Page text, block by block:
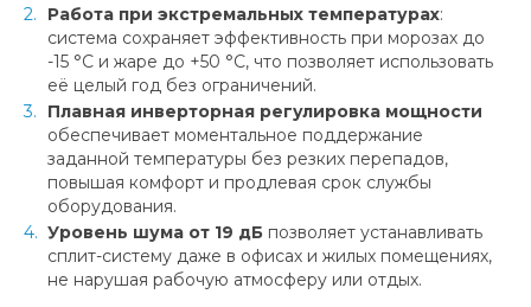
Работа при экстремальных температурах:
система сохраняет эффективность при морозах до
-15 °C и жаре до +50 °C, что позволяет использовать
её целый год без ограничений.
Плавная инверторная регулировка мощности
обеспечивает моментальное поддержание
заданной температуры без резких перепадов,
повышая комфорт и продлевая срок службы
оборудования.
Уровень шума от 19 дБ позволяет устанавливать
сплит-систему даже в офисах и жилых помещениях,
не нарушая рабочую атмосферу или отдых.